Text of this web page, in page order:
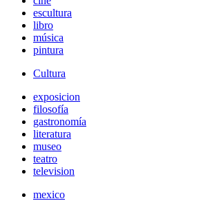
escultura
libro
música
pintura
Cultura
exposicion
filosofía
gastronomía
literatura
museo
teatro
television
mexico